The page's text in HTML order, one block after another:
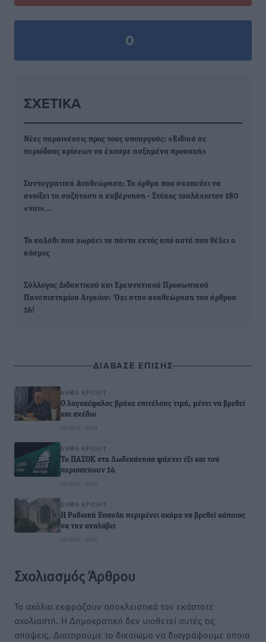
0
ΣΧΕΤΙΚΆ
Νέες παραινέσεις προς τους υπουργούς: «Ειδικά σε
περιόδους κρίσεων να έχουμε αυξημένη προσοχή»
Συνταγματική Αναθεώρηση: Τα άρθρα που σκοπεύει να
ανοίξει τη συζήτηση η κυβέρνηση - Στόχος τουλάχιστον 180
«ναι»…
Το καλάθι που χωράει τα πάντα εκτός από αυτά που θέλει ο
κόσμος
Σύλλογος Διδακτικού και Ερευνητικού Προσωπικού
Πανεπιστημίου Αιγαίου: Όχι στην αναθεώρηση του άρθρου
16!
ΔΙΑΒΑΣΕ ΕΠΙΣΗΣ
ΔΗΜΟ-ΚΡΊΣΕΙΣ
Ο λαγοκέφαλος βρήκε επιτέλους τιμή, μένει να βρεθεί
και σχέδιο
09.08.26 · 08:04
ΔΗΜΟ-ΚΡΊΣΕΙΣ
Το ΠΑΣΟΚ στα Δωδεκάνησα ψάχνει έξι και του
περισσεύουν 14
09.08.26 · 08:03
ΔΗΜΟ-ΚΡΊΣΕΙΣ
Η Ροδιακή Επαυλη περιμένει ακόμα να βρεθεί κάποιος
να την αναλάβει
09.08.26 · 08:02
Σχολιασμός Άρθρου
Τα σχόλια εκφράζουν αποκλειστικά τον εκάστοτε
σχολιαστή. Η Δημοκρατική δεν υιοθετεί αυτές τις
απόψεις. Διατηρούμε το δικαίωμα να διαγράψουμε όποια